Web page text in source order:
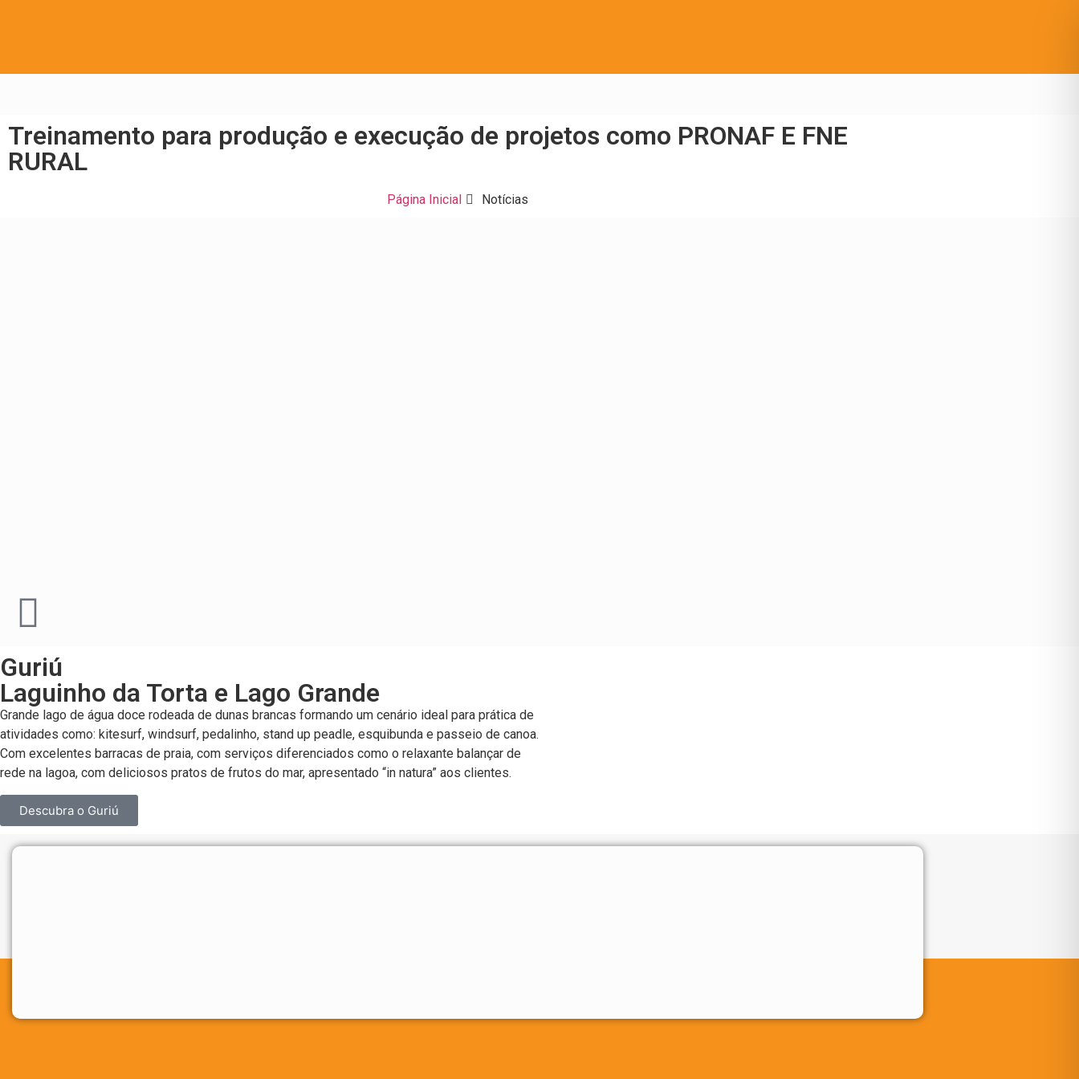
Treinamento para produção e execução de projetos como PRONAF E FNE
RURAL
Página Inicial Notícias
Guriú
Laguinho da Torta e Lago Grande
Grande lago de água doce rodeada de dunas brancas formando um cenário ideal para prática de
atividades como: kitesurf, windsurf, pedalinho, stand up peadle, esquibunda e passeio de canoa.
Com excelentes barracas de praia, com serviços diferenciados como o relaxante balançar de
rede na lagoa, com deliciosos pratos de frutos do mar, apresentado “in natura” aos clientes.
Descubra o Guriú